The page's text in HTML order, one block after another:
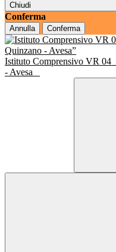
Chiudi
Conferma
Annulla Conferma
Istituto Comprensivo VR 04
- Avesa